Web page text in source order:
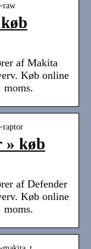
af Makita
Køb online
moms.
» køb
af Defender
Køb online
moms.